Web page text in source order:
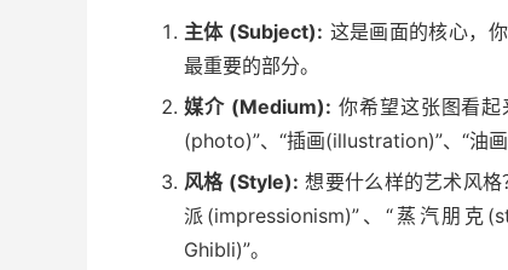
主体 (Subject): 这是画面的核心，
最重要的部分。
媒介 (Medium): 你希望这张图看
(photo)”、“插画(illustration)”、“油
风格 (Style): 想要什么样的艺术风
派(impressionism)”、“蒸汽朋克
Ghibli)”。